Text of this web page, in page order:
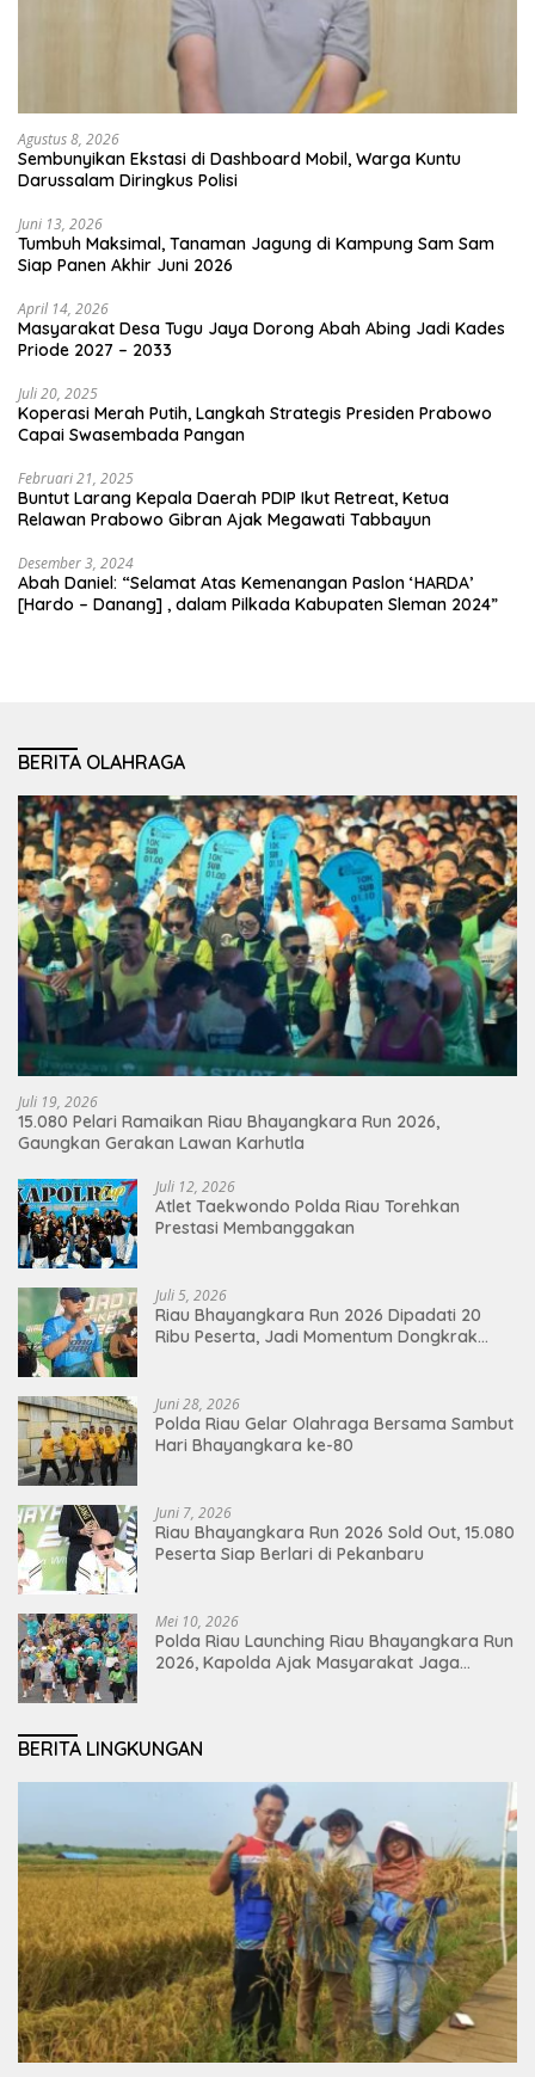
Agustus 8, 2026
Sembunyikan Ekstasi di Dashboard Mobil, Warga Kuntu
Darussalam Diringkus Polisi
Juni 13, 2026
Tumbuh Maksimal, Tanaman Jagung di Kampung Sam Sam
Siap Panen Akhir Juni 2026
April 14, 2026
Masyarakat Desa Tugu Jaya Dorong Abah Abing Jadi Kades
Priode 2027 – 2033
Juli 20, 2025
Koperasi Merah Putih, Langkah Strategis Presiden Prabowo
Capai Swasembada Pangan
Februari 21, 2025
Buntut Larang Kepala Daerah PDIP Ikut Retreat, Ketua
Relawan Prabowo Gibran Ajak Megawati Tabbayun
Desember 3, 2024
Abah Daniel: “Selamat Atas Kemenangan Paslon ‘HARDA’
[Hardo – Danang] , dalam Pilkada Kabupaten Sleman 2024”
BERITA OLAHRAGA
Juli 19, 2026
15.080 Pelari Ramaikan Riau Bhayangkara Run 2026,
Gaungkan Gerakan Lawan Karhutla
Juli 12, 2026
Atlet Taekwondo Polda Riau Torehkan
Prestasi Membanggakan
Juli 5, 2026
Riau Bhayangkara Run 2026 Dipadati 20
Ribu Peserta, Jadi Momentum Dongkrak
Juni 28, 2026
Polda Riau Gelar Olahraga Bersama Sambut
Hari Bhayangkara ke-80
Juni 7, 2026
Riau Bhayangkara Run 2026 Sold Out, 15.080
Peserta Siap Berlari di Pekanbaru
Mei 10, 2026
Polda Riau Launching Riau Bhayangkara Run
2026, Kapolda Ajak Masyarakat Jaga
BERITA LINGKUNGAN